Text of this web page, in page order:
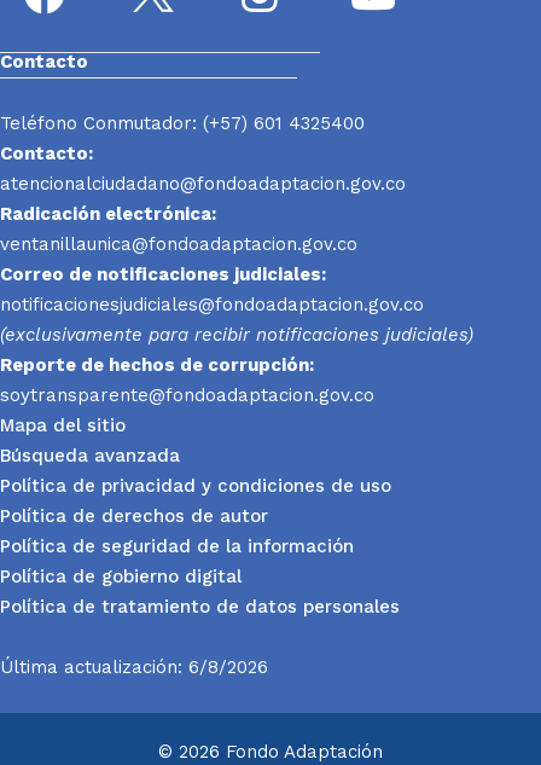
Contacto
Teléfono Conmutador: (+57) 601 4325400
Contacto:
atencionalciudadano@fondoadaptacion.gov.co
Radicación electrónica:
ventanillaunica@fondoadaptacion.gov.co
Correo de notificaciones judiciales:
notificacionesjudiciales@fondoadaptacion.gov.co
(exclusivamente para recibir notificaciones judiciales)
Reporte de hechos de corrupción:
soytransparente@fondoadaptacion.gov.co
Mapa del sitio
Búsqueda avanzada
Política de privacidad y condiciones de uso
Política de derechos de autor
Política de seguridad de la información
Política de gobierno digital
Política de tratamiento de datos personales
Última actualización: 6/8/2026
© 2026 Fondo Adaptación